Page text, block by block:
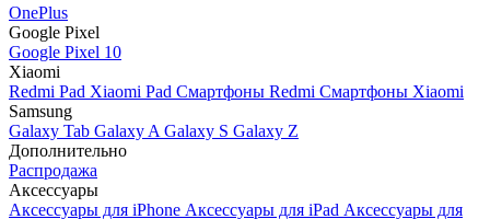
OnePlus
Google Pixel
Google Pixel 10
Xiaomi
Redmi Pad Xiaomi Pad Смартфоны Redmi Смартфоны Xiaomi
Samsung
Galaxy Tab Galaxy A Galaxy S Galaxy Z
Дополнительно
Распродажа
Аксессуары
Аксессуары для iPhone Аксессуары для iPad Аксессуары для